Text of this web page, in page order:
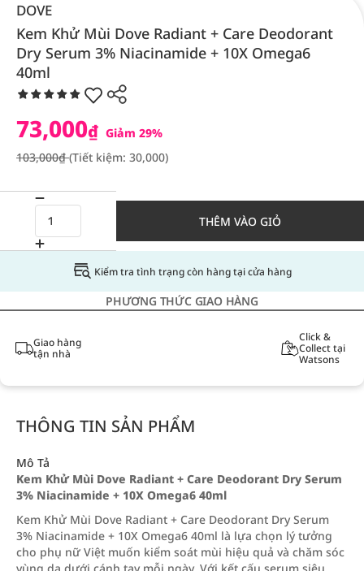
DOVE
Kem Khử Mùi Dove Radiant + Care Deodorant
Dry Serum 3% Niacinamide + 10X Omega6
40ml
73,000₫ Giảm 29%
103,000₫(Tiết kiệm: 30,000)
THÊM VÀO GIỎ
Kiểm tra tình trạng còn hàng tại cửa hàng
PHƯƠNG THỨC GIAO HÀNG
Giao hàng
tận nhà
Click &
Collect tại
Watsons
THÔNG TIN SẢN PHẨM
Mô Tả
Kem Khử Mùi Dove Radiant + Care Deodorant Dry Serum
3% Niacinamide + 10X Omega6 40ml
Kem Khử Mùi Dove Radiant + Care Deodorant Dry Serum
3% Niacinamide + 10X Omega6 40ml là lựa chọn lý tưởng
cho phụ nữ Việt muốn kiểm soát mùi hiệu quả và chăm sóc